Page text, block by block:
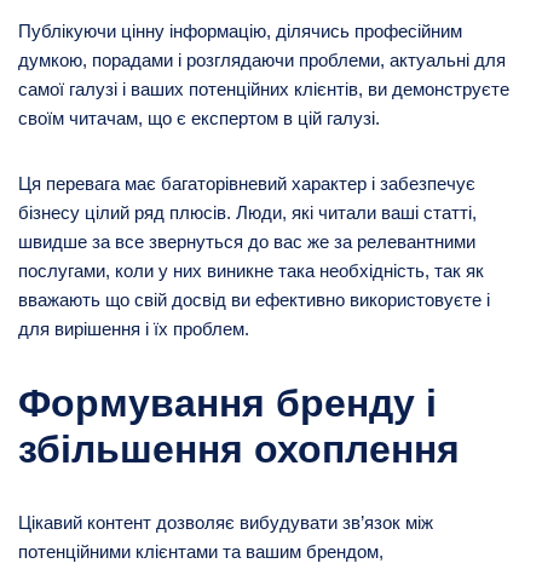
Публікуючи цінну інформацію, ділячись професійним
думкою, порадами і розглядаючи проблеми, актуальні для
самої галузі і ваших потенційних клієнтів, ви демонструєте
своїм читачам, що є експертом в цій галузі.
Ця перевага має багаторівневий характер і забезпечує
бізнесу цілий ряд плюсів. Люди, які читали ваші статті,
швидше за все звернуться до вас же за релевантними
послугами, коли у них виникне така необхідність, так як
вважають що свій досвід ви ефективно використовуєте і
для вирішення і їх проблем.
Формування бренду і
збільшення охоплення
Цікавий контент дозволяє вибудувати зв’язок між
потенційними клієнтами та вашим брендом,